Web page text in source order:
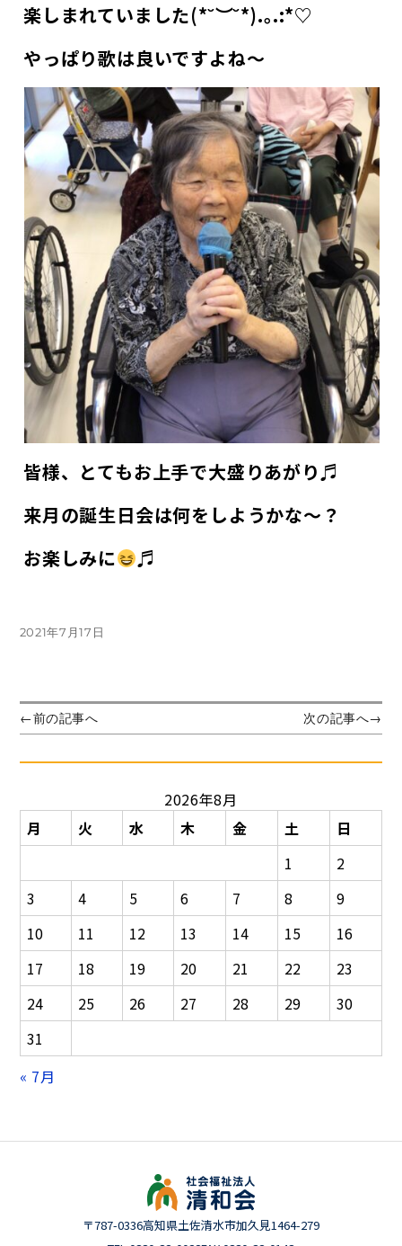
楽しまれていました(*˘︶˘*).｡.:*♡
やっぱり歌は良いですよね～
皆様、とてもお上手で大盛りあがり♬
来月の誕生日会は何をしようかな～？
お楽しみに
♬
投
2021年7月17日
投
稿
ナ
ゲ
ー
シ
ン
前
の
稿:
←前の記事へ
の
稿:
次の記事へ→
2026年8月
月
火 水 木 金 土
日
1
2
3
4 5 6 7 8
9
10
11 12 13 14 15
16
17
18 19 20 21 22
23
24
25 26 27 28 29
30
31
« 7月
〒787-0336高知県土佐清水市加久見1464-279